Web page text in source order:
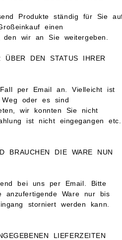
Produkte ständig für Sie
einen
den wir an Sie weitergeben.
DEN STATUS IHRER
per Email an. Vielleicht ist
oder es sind
wir konnten Sie nicht
ist nicht eingegangen etc.
BRAUCHEN DIE WARE NUN
bei uns per Email. Bitte
anzufertigende Ware nur bis
storniert werden kann.
LIEFERZEITEN